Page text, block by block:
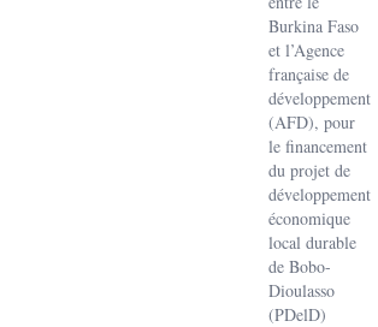
Burkina Faso
et l’Agence
française de
développement
(AFD), pour
le financement
du projet de
développement
économique
local durable
de Bobo-
Dioulasso
(PDelD)